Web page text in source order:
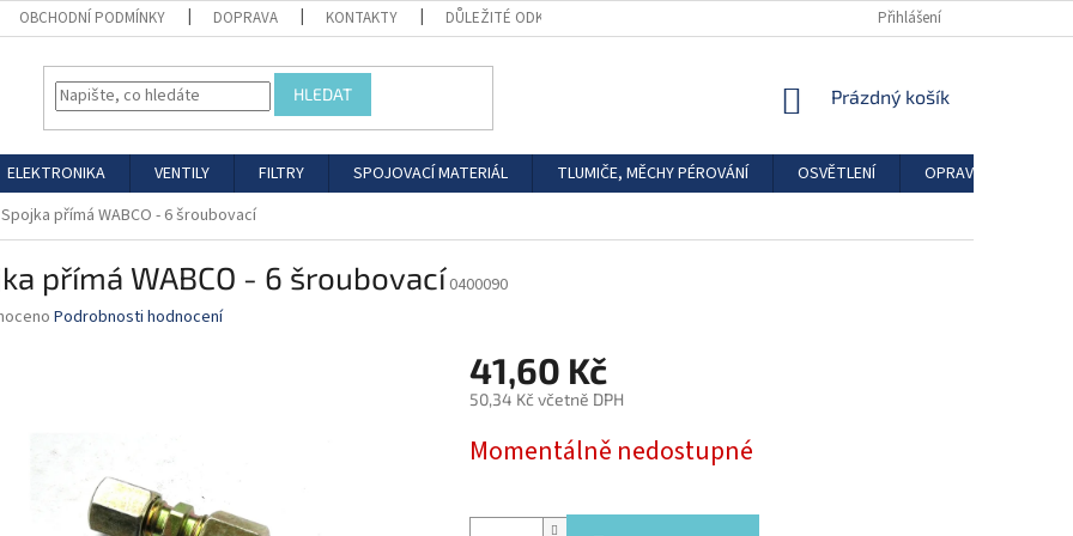
OBCHODNÍ PODMÍNKY DOPRAVA KONTAKTY DŮLEŽITÉ ODKAZY Přihlášení
HLEDAT
NÁKUPNÍ
Prázdný košík
ELEKTRONIKA VENTILY FILTRY SPOJOVACÍ MATERIÁL TLUMIČE, MĚCHY PÉROVÁNÍ OSVĚTLENÍ
OPRAVÁRENSKÉ
Spojka přímá WABCO - 6 šroubovací
přímá WABCO - 6 šroubovací 0400090
Podrobnosti hodnocení
41,60 Kč
50,34 Kč včetně DPH
cena:
Momentálně nedostupné